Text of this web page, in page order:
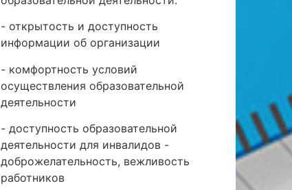
- открытость и доступность
информации об организации
- комфортность условий
осуществления образовательной
деятельности
- доступность образовательной
деятельности для инвалидов -
доброжелательность, вежливость
работников